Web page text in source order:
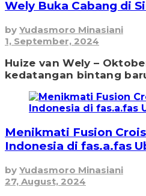
Wely Buka Cabang di
by Yudasmoro Minasiani
1, September, 2024
Huize van Wely –
kedatangan bintang
Menikmati Fusion
Indonesia di fas.a.fas
by Yudasmoro Minasiani
27, August, 2024